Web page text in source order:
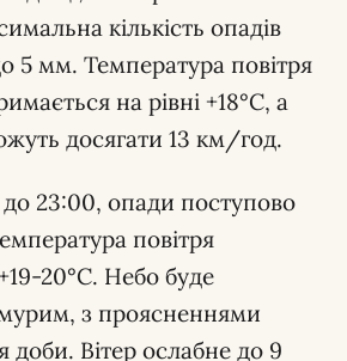
кількість опадів
5 мм. Температура повітря
на рівні +18°C, а
досягати 13 км/год.
до 23:00, опади поступово
повітря
20°C. Небо буде
з проясненнями
доби. Вітер ослабне до 9